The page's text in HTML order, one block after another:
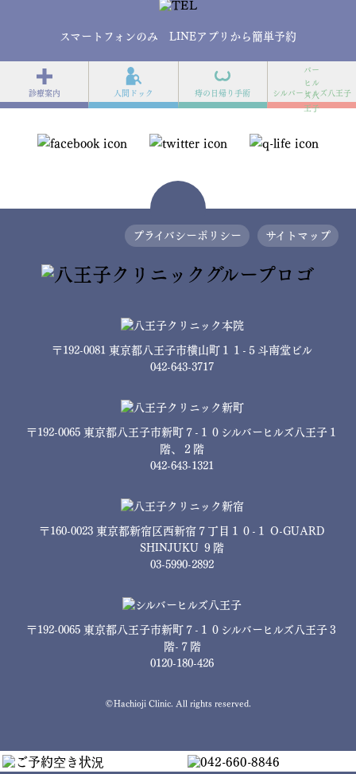
スマートフォンのみ LINEアプリから簡単予約
診療案内 人間ドック 痔の日帰り手術 シルバーヒルズ八王子
プライバシーポリシー サイトマップ
〒192-0081 東京都八王子市横山町１１-５斗南堂ビル
042-643-3717
〒192-0065 東京都八王子市新町７-１０シルバーヒルズ八王子１
階、２階
042-643-1321
〒160-0023 東京都新宿区西新宿７丁目１０-１ O-GUARD
SHINJUKU ９階
03-5990-2892
〒192-0065 東京都八王子市新町７-１０シルバーヒルズ八王子３
階-７階
0120-180-426
©Hachioji Clinic. All rights reserved.